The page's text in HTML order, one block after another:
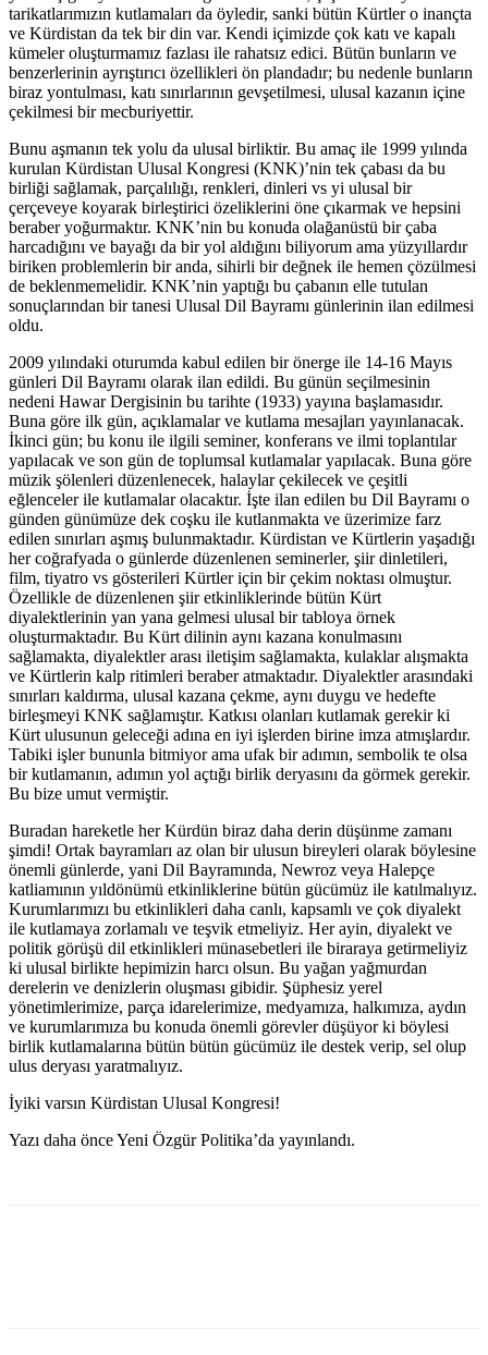
tarikatlarımızın kutlamaları da öyledir, sanki bütün Kürtler o inançta
ve Kürdistan da tek bir din var. Kendi içimizde çok katı ve kapalı
kümeler oluşturmamız fazlası ile rahatsız edici. Bütün bunların ve
benzerlerinin ayrıştırıcı özellikleri ön plandadır; bu nedenle bunların
biraz yontulması, katı sınırlarının gevşetilmesi, ulusal kazanın içine
çekilmesi bir mecburiyettir.
Bunu aşmanın tek yolu da ulusal birliktir. Bu amaç ile 1999 yılında
kurulan Kürdistan Ulusal Kongresi (KNK)’nin tek çabası da bu
birliği sağlamak, parçalılığı, renkleri, dinleri vs yi ulusal bir
çerçeveye koyarak birleştirici özeliklerini öne çıkarmak ve hepsini
beraber yoğurmaktır. KNK’nin bu konuda olağanüstü bir çaba
harcadığını ve bayağı da bir yol aldığını biliyorum ama yüzyıllardır
biriken problemlerin bir anda, sihirli bir değnek ile hemen çözülmesi
de beklenmemelidir. KNK’nin yaptığı bu çabanın elle tutulan
sonuçlarından bir tanesi Ulusal Dil Bayramı günlerinin ilan edilmesi
oldu.
2009 yılındaki oturumda kabul edilen bir önerge ile 14-16 Mayıs
günleri Dil Bayramı olarak ilan edildi. Bu günün seçilmesinin
nedeni Hawar Dergisinin bu tarihte (1933) yayına başlamasıdır.
Buna göre ilk gün, açıklamalar ve kutlama mesajları yayınlanacak.
İkinci gün; bu konu ile ilgili seminer, konferans ve ilmi toplantılar
yapılacak ve son gün de toplumsal kutlamalar yapılacak. Buna göre
müzik şölenleri düzenlenecek, halaylar çekilecek ve çeşitli
eğlenceler ile kutlamalar olacaktır. İşte ilan edilen bu Dil Bayramı o
günden günümüze dek coşku ile kutlanmakta ve üzerimize farz
edilen sınırları aşmış bulunmaktadır. Kürdistan ve Kürtlerin yaşadığı
her coğrafyada o günlerde düzenlenen seminerler, şiir dinletileri,
film, tiyatro vs gösterileri Kürtler için bir çekim noktası olmuştur.
Özellikle de düzenlenen şiir etkinliklerinde bütün Kürt
diyalektlerinin yan yana gelmesi ulusal bir tabloya örnek
oluşturmaktadır. Bu Kürt dilinin aynı kazana konulmasını
sağlamakta, diyalektler arası iletişim sağlamakta, kulaklar alışmakta
ve Kürtlerin kalp ritimleri beraber atmaktadır. Diyalektler arasındaki
sınırları kaldırma, ulusal kazana çekme, aynı duygu ve hedefte
birleşmeyi KNK sağlamıştır. Katkısı olanları kutlamak gerekir ki
Kürt ulusunun geleceği adına en iyi işlerden birine imza atmışlardır.
Tabiki işler bununla bitmiyor ama ufak bir adımın, sembolik te olsa
bir kutlamanın, adımın yol açtığı birlik deryasını da görmek gerekir.
Bu bize umut vermiştir.
Buradan hareketle her Kürdün biraz daha derin düşünme zamanı
şimdi! Ortak bayramları az olan bir ulusun bireyleri olarak böylesine
önemli günlerde, yani Dil Bayramında, Newroz veya Halepçe
katliamının yıldönümü etkinliklerine bütün gücümüz ile katılmalıyız.
Kurumlarımızı bu etkinlikleri daha canlı, kapsamlı ve çok diyalekt
ile kutlamaya zorlamalı ve teşvik etmeliyiz. Her ayin, diyalekt ve
politik görüşü dil etkinlikleri münasebetleri ile biraraya getirmeliyiz
ki ulusal birlikte hepimizin harcı olsun. Bu yağan yağmurdan
derelerin ve denizlerin oluşması gibidir. Şüphesiz yerel
yönetimlerimize, parça idarelerimize, medyamıza, halkımıza, aydın
ve kurumlarımıza bu konuda önemli görevler düşüyor ki böylesi
birlik kutlamalarına bütün bütün gücümüz ile destek verip, sel olup
ulus deryası yaratmalıyız.
İyiki varsın Kürdistan Ulusal Kongresi!
Yazı daha önce Yeni Özgür Politika’da yayınlandı.